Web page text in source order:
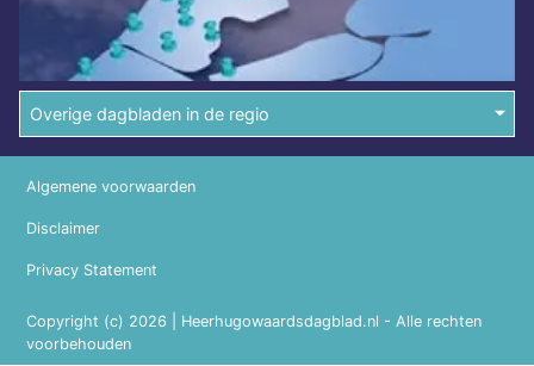
Overige dagbladen in de regio
Copyright (c) 2026 | Heerhugowaardsdagblad.nl - Alle rechten
voorbehouden
Algemene voorwaarden
Disclaimer
Privacy Statement